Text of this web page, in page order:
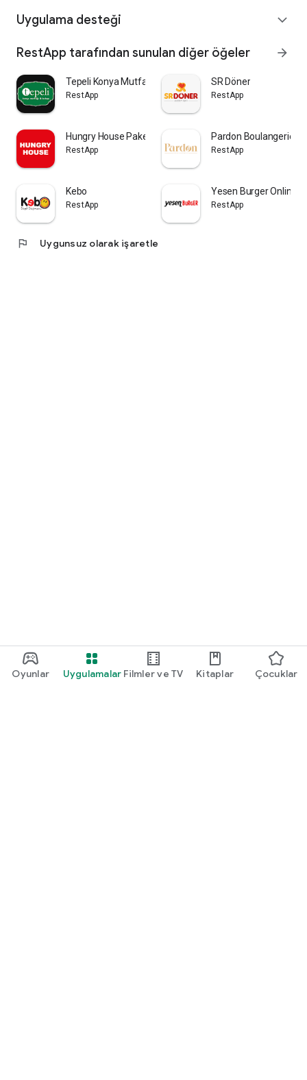
Oyunlar Uygulamalar Filmler ve TV Kitaplar Çocuklar
- İleri tarihli bir paket servis veya gel-al sipariş oluşturun
kazanın
- Tüm siparişlerinizden para puanlar kazanın ve sonraki
siparişlerinizde kullanın
Uygulama desteği expand_more
RestApp tarafından sunulan diğer öğeler arrow_forward
Tepeli Konya Mutfağı
RestApp
SR Döner
RestApp
Hungry House Paket
RestApp
Pardon Boulangerie
RestApp
Kebo
RestApp
Yesen Burger Online
RestApp
flag Uygunsuz olarak işaretle